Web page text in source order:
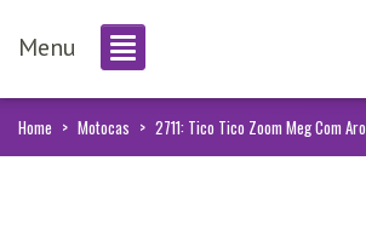
Menu
Home > Motocas > 2711: Tico Tico Zoom Meg Com Aro